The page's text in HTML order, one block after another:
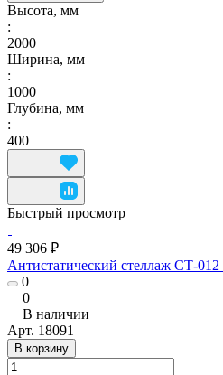
Высота, мм
:
2000
Ширина, мм
:
1000
Глубина, мм
:
400
Быстрый просмотр
49 306 ₽
Антистатический стеллаж СТ-
0
0
В наличии
Арт. 18091
В корзину